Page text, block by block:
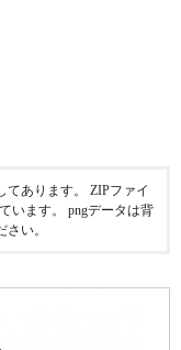
てあります。 ZIPファイ
います。 pngデータは背
い。